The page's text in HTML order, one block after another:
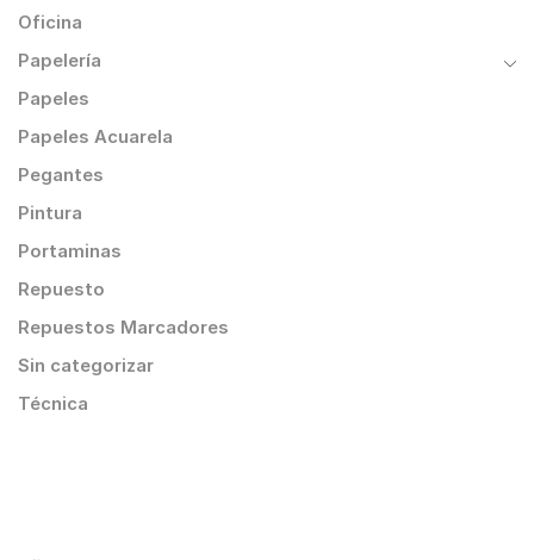
Oficina
Papelería
Papeles
Papeles Acuarela
Pegantes
Pintura
Portaminas
Repuesto
Repuestos Marcadores
Sin categorizar
Técnica